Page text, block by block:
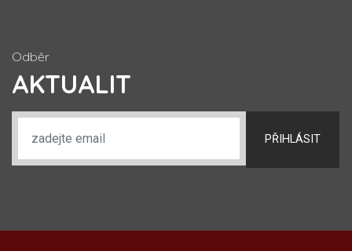
Odběr
AKTUALIT
PŘIHLÁSIT